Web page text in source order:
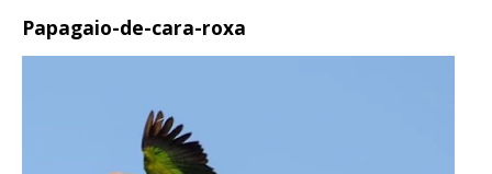
Papagaio-de-cara-roxa